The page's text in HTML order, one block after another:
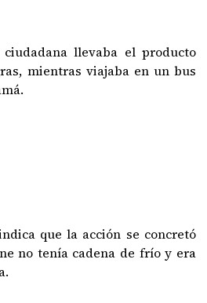
llevaba el producto
mientras viajaba en un bus
que la acción se concretó
no tenía cadena de frío y era